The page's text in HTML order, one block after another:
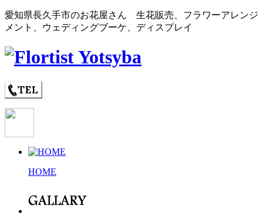
愛知県長久手市のお花屋さん 生花販売、フラワーアレンジ
メント、ウェディングブーケ、ディスプレイ
HOME